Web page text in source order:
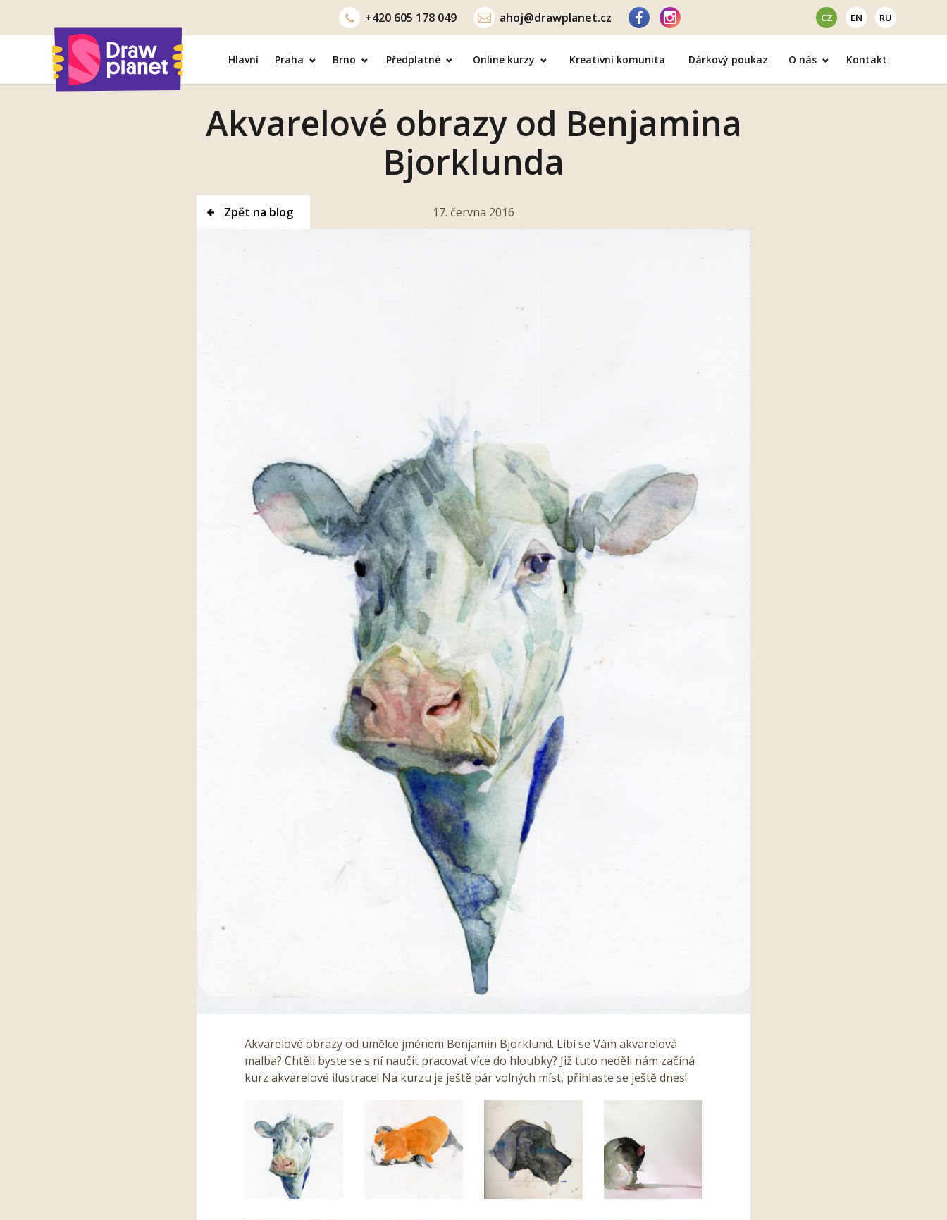
+420 605 178 049 ahoj@drawplanet.cz CZ EN RU
Hlavní Praha Brno Předplatné Online kurzy Kreativní komunita Dárkový poukaz O nás Kontakt
Akvarelové obrazy od Benjamina
Bjorklunda
17. června 2016
Zpět na blog
Akvarelové obrazy od umělce jménem Benjamin Bjorklund. Líbí se Vám akvarelová
malba? Chtěli byste se s ní naučit pracovat více do hloubky? Již tuto neděli nám začíná
kurz akvarelové ilustrace! Na kurzu je ještě pár volných míst, přihlaste se ještě dnes!